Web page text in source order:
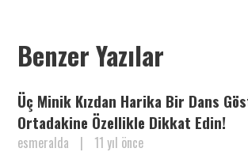
Benzer Yazılar
Üç Minik Kızdan Harika Bir Dans
Ortadakine Özellikle Dikkat Edin!
esmeralda | 11 yıl önce